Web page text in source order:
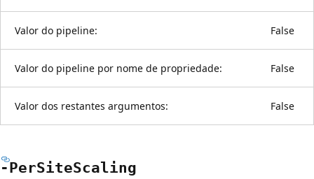
Valor do pipeline: False
Valor do pipeline por nome de propriedade: False
Valor dos restantes argumentos: False
-PerSiteScaling